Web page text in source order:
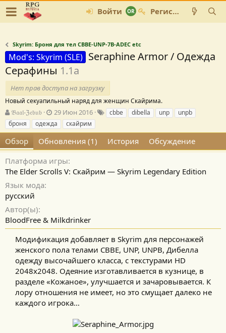
Войти Регистрация
Skyrim: Броня для тел CBBE-UNP-7B-ADEC etc
Mod's: Skyrim (SLE) Seraphine Armor / Одежда
Серафины 1.1а
Нет прав доступа на загрузку
Новый секуапильный наряд для женщин Скайрима.
А
в
т
о
р
𝔅𝔞𝔞𝔩-ℨ𝔢𝔟𝔲𝔟
Д
а
т
а
с
з
д
29 Июн 2016
и
cbbe dibella unp
unpb
броня
одежда скайрим
Обзор Обновления (1) История
Обсуждение
Платформа игры
The Elder Scrolls V: Скайрим — Skyrim Legendary Edition
Язык мода
русский
Автор(ы)
BloodFree & Milkdrinker
Модификация добавляет в Skyrim для персонажей
женского пола телами CBBE, UNP, UNPB, Дибелла
одежду высочайшего класса, с текстурами HD
2048x2048. Одеяние изготавливается в кузнице, в
разделе «Кожаное», улучшается и зачаровывается. К
лору отношения не имеет, но это смущает далеко не
каждого игрока…​